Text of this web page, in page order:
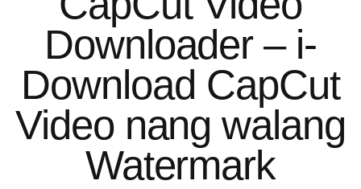
Downloader – i-
Download CapCut
Video nang walang
Watermark